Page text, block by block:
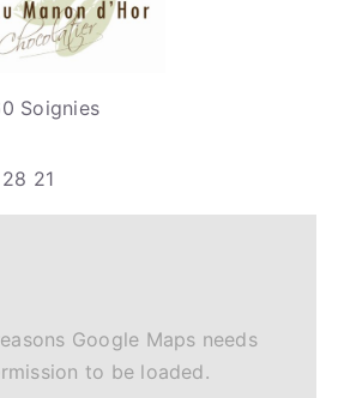
Soignies
21
Google Maps needs
to be loaded.